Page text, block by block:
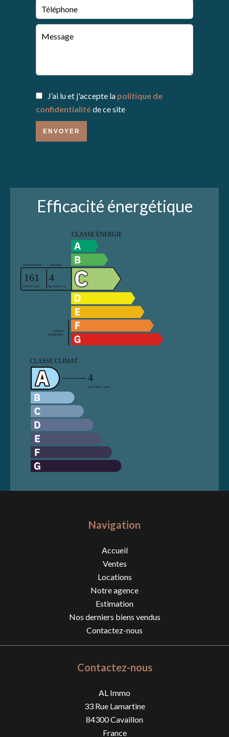
J’ai lu et j'accepte la politique de
confidentialitéde ce site
ENVOYER
Efficacité énergétique
Navigation
Accueil
Ventes
Locations
Notre agence
Estimation
Nos derniers biens vendus
Contactez-nous
Contactez-nous
AL Immo
33 Rue Lamartine
84300Cavaillon
France